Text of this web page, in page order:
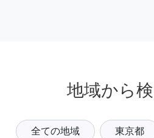
地域から
全ての地域 東京都